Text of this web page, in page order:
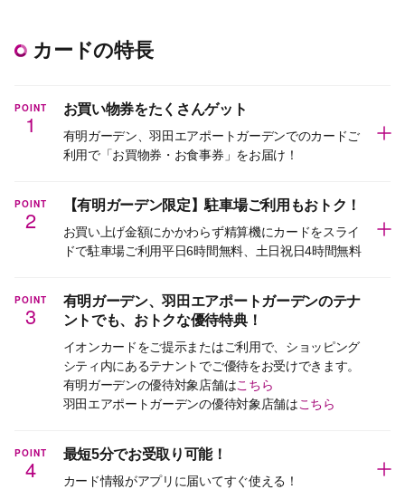
カードの特長
POINT
1
お買い物券をたくさんゲット
有明ガーデン、羽田エアポートガーデンでのカードご
利用で「お買物券・お食事券」をお届け！
POINT
2
【有明ガーデン限定】駐車場ご利用もおトク！
お買い上げ金額にかかわらず精算機にカードをスライ
ドで駐車場ご利用平日6時間無料、土日祝日4時間無料
POINT
3
有明ガーデン、羽田エアポートガーデンのテナ
ントでも、おトクな優待特典！
イオンカードをご提示またはご利用で、ショッピング
シティ内にあるテナントでご優待をお受けできます。
有明ガーデンの優待対象店舗はこちら
羽田エアポートガーデンの優待対象店舗はこちら
POINT
4
最短5分でお受取り可能！
カード情報がアプリに届いてすぐ使える！